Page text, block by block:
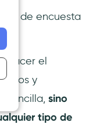
de encuesta
hacer el
y
sencilla, sino
tipo de